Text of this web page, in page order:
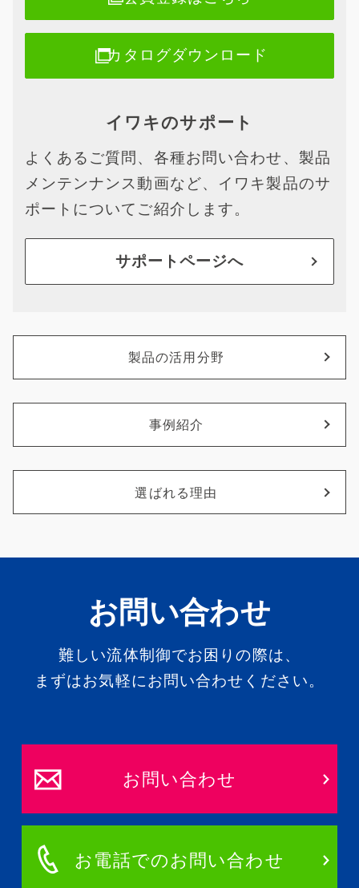
カタログダウンロード
イワキのサポート
よくあるご質問、各種お問い合わせ、製品
メンテンナンス動画など、イワキ製品のサ
ポートについてご紹介します。
サポートページへ
製品の活用分野
事例紹介
選ばれる理由
お問い合わせ
難しい流体制御でお困りの際は、
まずはお気軽にお問い合わせください。
お問い合わせ
お電話でのお問い合わせ